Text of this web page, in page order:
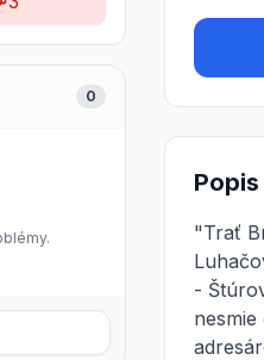
0
Popis
"Trať
-